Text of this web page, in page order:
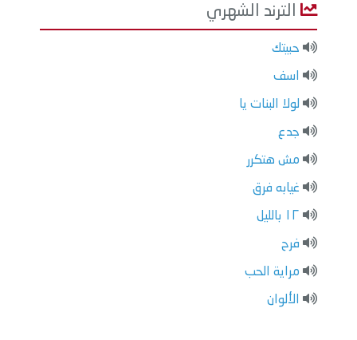
الترند الشهري
حبيتك
اسف
لولا البنات يا
جدع
مش هتكرر
غيابه فرق
١٢ بالليل
فرح
مراية الحب
الألوان